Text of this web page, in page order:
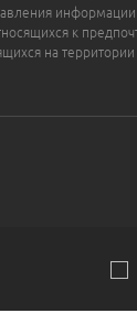
информации
к
на